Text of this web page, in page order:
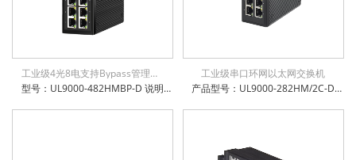
工业级4光8电支持Bypass管理型环网交换机
型号：UL9000-482HMBP-D 说明：工业级8x10/100/1000Base-T + 4x100/1000Base-X SFP 管理型交换机，支持旁路Bypass功能，环网自愈时间小于15ms，6KV防浪涌保护，通过公安部、交通部、电信进网许可检测，支持STP/RSTP/MSTP, EAPS/ERPS
工业级串口环网以太网交换机
产品型号：UL9000-282HM/2C-D 产品名称：工业级8千兆电 + 2千兆SFP光口+2xRS232/485/422 串口管理型交换机 多重管理模式：支持CLI/WEB/SNMP管理方式 支持掉电、断光纤、断网线、超低高温等告警功能，方便运维 支持16K字节巨帧传输，兼容各种扩展协议 支持IEEE802.3az高效节能以太网技术 支持IPv6协议，支持IEEE1855 V2协议透传 支持STP/RSTP/MSTP, EAPS/ERPS，环网自愈时间小于15ms 防雷防静电：6KV防浪涌保护，接触放电8KV，空气放电15KV 电源输入极性保护设计，反接无忧 权威检测：公安部、交通部、电信进网许可等 IP-40防护等级，防尘防潮无忧